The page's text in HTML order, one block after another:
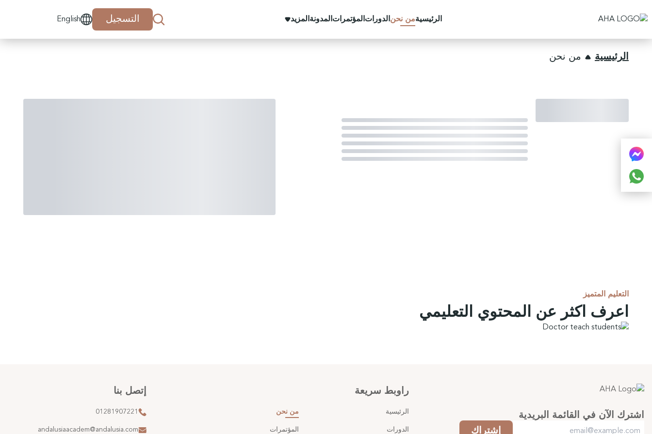
الرئيسيةمن نحن الدورات المؤتمرات المدونة المزيد التسجيل English
الرئيسية من نحن
التعليم المتميز
اعرف اكثر عن المحتوي التعليمي
اشترك الآن في القائمة البريدية
إشتراك
راوبط سريعة
الرئيسية من نحن
الدورات المؤتمرات
إتصل بنا
01281907221
andalusiaacadem@andalusia.com